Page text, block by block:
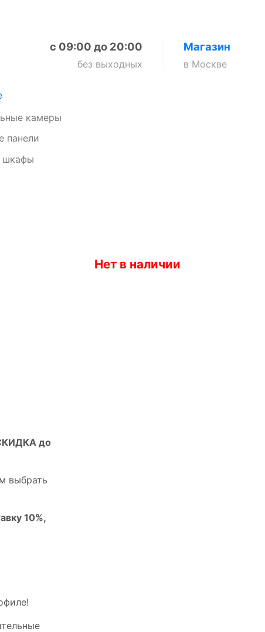
Магазин
в Москве
с 09:00 до 20:00
без выходных
камеры
панели
шкафы
до
выбрать
10%,
Нет в наличии